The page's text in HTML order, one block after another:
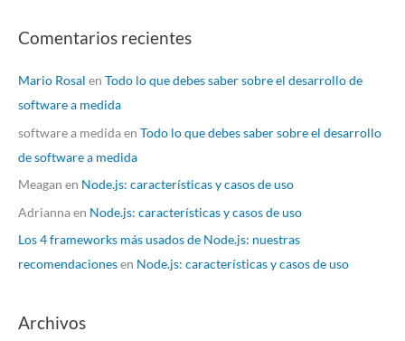
Comentarios recientes
Mario Rosal en Todo lo que debes saber sobre el desarrollo de
software a medida
software a medidaen Todo lo que debes saber sobre el desarrollo
de software a medida
Meagan en Node.js: características y casos de uso
Adriannaen Node.js: características y casos de uso
Los 4 frameworks más usados de Node.js: nuestras
recomendacionesen Node.js: características y casos de uso
Archivos